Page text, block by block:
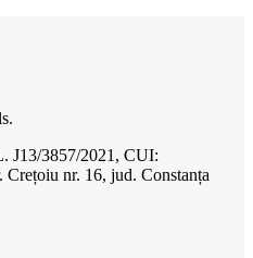
J13/3857/2021, CUI:
nr. 16, jud. Constanța